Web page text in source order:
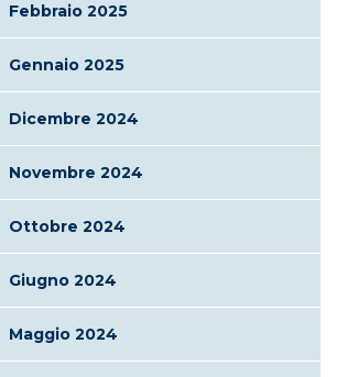
Febbraio 2025
Gennaio 2025
Dicembre 2024
Novembre 2024
Ottobre 2024
Giugno 2024
Maggio 2024